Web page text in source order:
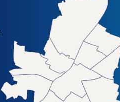
DE LA VILLE D'ANGERS